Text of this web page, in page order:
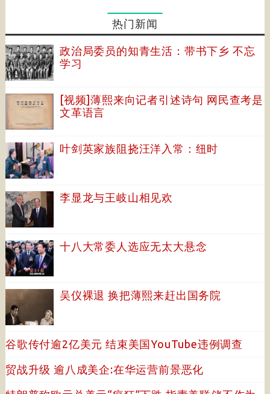
热门新闻
政治局委员的知青生活：带书下乡 不忘
学习
[视频]薄熙来向记者引述诗句 网民查考是
文革语言
叶剑英家族阻挠汪洋入常：纽时
李显龙与王岐山相见欢
十八大常委人选应无太大悬念
吴仪裸退 换把薄熙来赶出国务院
谷歌传付逾2亿美元 结束美国YouTube违例调查
贸战升级 逾八成美企:在华运营前景恶化